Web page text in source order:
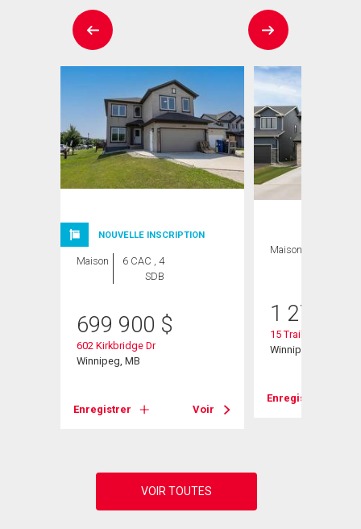
NOUVELLE INSCRIPTION
Maison
6 CAC , 4
SDB
699 900 $
602 Kirkbridge Dr
Winnipeg, MB
Enregistrer Voir
Maison
1 276
15 Trailside
Winnipeg, MB
Enregistrer